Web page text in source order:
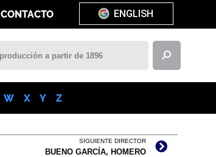
CONTACTO ENGLISH
W X Y Z
SIGUIENTE DIRECTOR
BUENO GARCÍA, HOMERO